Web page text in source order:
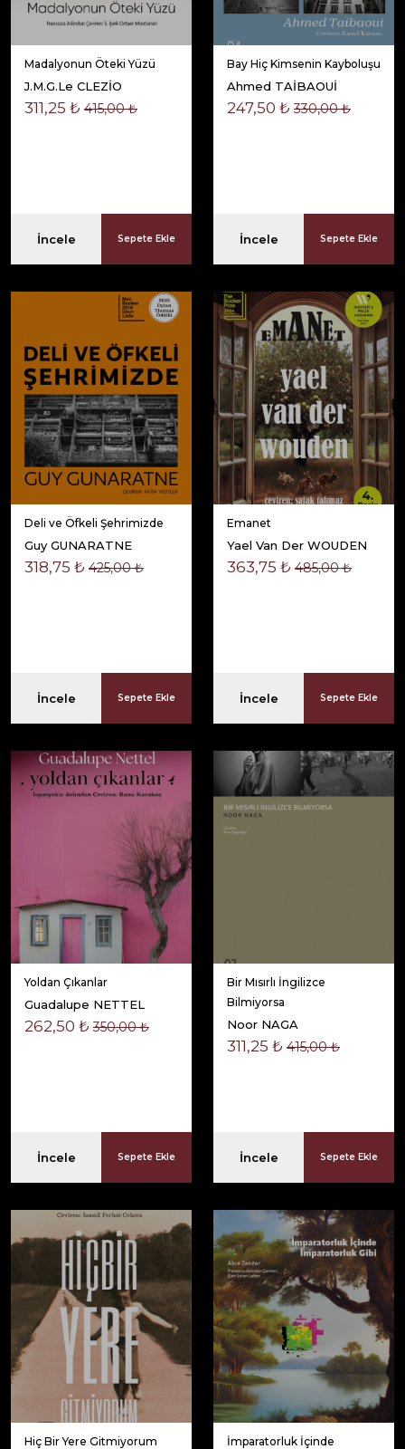
Madalyonun Öteki Yüzü
J.M.G.Le CLEZİO
311,25 ₺ 415,00 ₺
İncele Sepete Ekle
Bay Hiç Kimsenin Kayboluşu
Ahmed TAİBAOUİ
247,50 ₺ 330,00 ₺
İncele Sepete Ekle
Deli ve Öfkeli Şehrimizde
Guy GUNARATNE
318,75 ₺ 425,00 ₺
İncele Sepete Ekle
Emanet
Yael Van Der WOUDEN
363,75 ₺ 485,00 ₺
İncele Sepete Ekle
Yoldan Çıkanlar
Guadalupe NETTEL
262,50 ₺ 350,00 ₺
İncele Sepete Ekle
Bir Mısırlı İngilizce
Bilmiyorsa
Noor NAGA
311,25 ₺ 415,00 ₺
İncele Sepete Ekle
Hiç Bir Yere Gitmiyorum İmparatorluk İçinde